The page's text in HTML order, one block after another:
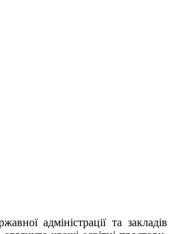
адміністрації та закладів